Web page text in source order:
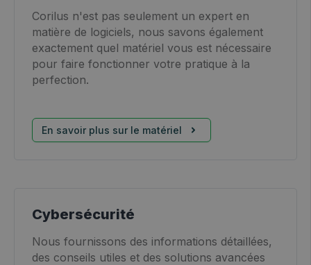
Corilus n'est pas seulement un expert en
matière de logiciels, nous savons également
exactement quel matériel vous est nécessaire
pour faire fonctionner votre pratique à la
perfection.
En savoir plus sur le matériel
Cybersécurité
Nous fournissons des informations détaillées,
des conseils utiles et des solutions avancées